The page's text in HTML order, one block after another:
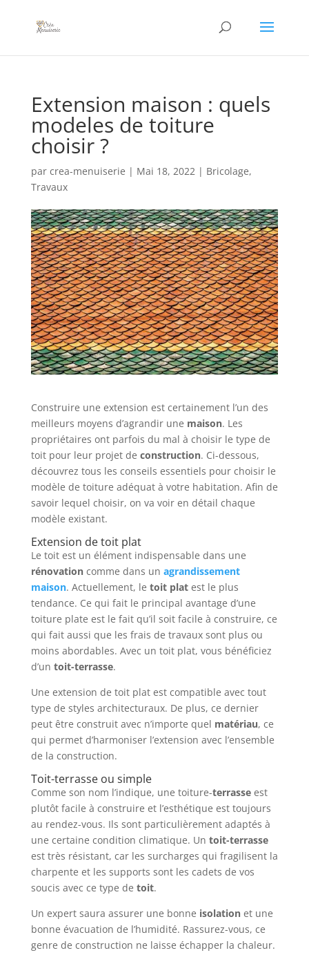
Extension maison : quels
modeles de toiture
choisir ?
par crea-menuiserie | Mai 18, 2022| Bricolage,
Travaux
Construire une extension est certainement l’un des
meilleurs moyens d’agrandir une maison. Les
propriétaires ont parfois du mal à choisir le type de
toit pour leur projet de construction. Ci-dessous,
découvrez tous les conseils essentiels pour choisir le
modèle de toiture adéquat à votre habitation. Afin de
savoir lequel choisir, on va voir en détail chaque
modèle existant.
Extension de toit plat
Le toit est un élément indispensable dans une
rénovation comme dans un agrandissement
maison. Actuellement, le toit platest le plus
tendance. Ce qui fait le principal avantage d’une
toiture plate est le fait qu’il soit facile à construire, ce
qui fait aussi que les frais de travaux sont plus ou
moins abordables. Avec un toit plat, vous bénéficiez
d’un toit-terrasse.
Une extension de toit plat est compatible avec tout
type de styles architecturaux. De plus, ce dernier
peut être construit avec n’importe quel matériau, ce
qui permet d’harmoniser l’extension avec l’ensemble
de la construction.
Toit-terrasse ou simple
Comme son nom l’indique, une toiture-terrasseest
plutôt facile à construire et l’esthétique est toujours
au rendez-vous. Ils sont particulièrement adaptés à
une certaine condition climatique. Un toit-terrasse
est très résistant, car les surcharges qui fragilisent la
charpente et les supports sont les cadets de vos
soucis avec ce type de toit.
Un expert saura assurer une bonne isolation et une
bonne évacuation de l’humidité. Rassurez-vous, ce
genre de construction ne laisse échapper la chaleur.